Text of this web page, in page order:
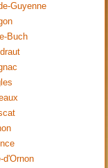
Guyenne
Buch
d'Ornon